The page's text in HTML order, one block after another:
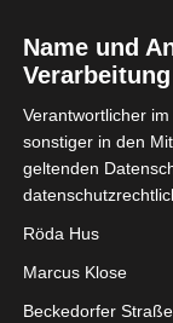
gut.
Name und
Verantwortlicher
sonstiger in den
geltenden
Röda Hus
Marcus Klose
Beckedorfer